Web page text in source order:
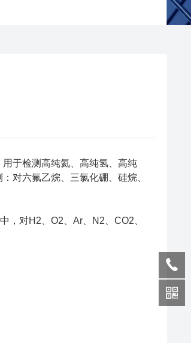
于检测高纯氦、高纯氢、高纯
对六氟乙烷、三氯化硼、硅烷、
，对H2、O2、Ar、N2、CO2、